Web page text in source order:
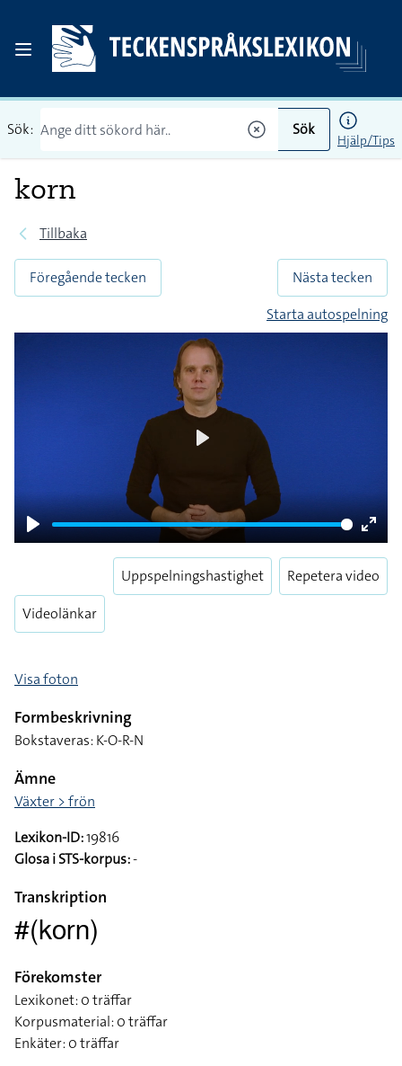
Sök: Sök
Hjälp/Tips
korn
Tillbaka
Föregående tecken
Nästa tecken
Starta autospelning
Play
Enter
Videolänkar
Uppspelningshastighet Repetera video
Visa foton
Formbeskrivning
Bokstaveras: K-O-R-N
Ämne
Växter > frön
Lexikon-ID:19816
Glosa i STS-korpus:-
Transkription
#(korn)
Förekomster
Lexikonet: 0 träffar
Korpusmaterial: 0 träffar
Enkäter: 0 träffar